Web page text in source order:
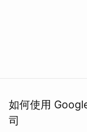
如何使用
司